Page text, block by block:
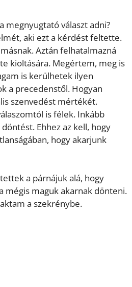
megnyugtató választ adni?
aki ezt a kérdést feltette.
Aztán felhatalmazná
kioltására. Megértem, meg is
is kerülhetek ilyen
a precedenstől. Hogyan
szenvedést mértékét.
is félek. Inkább
Ehhez az kell, hogy
hogy akarjunk
a párnájuk alá, hogy
mégis maguk akarnak dönteni.
a szekrénybe.